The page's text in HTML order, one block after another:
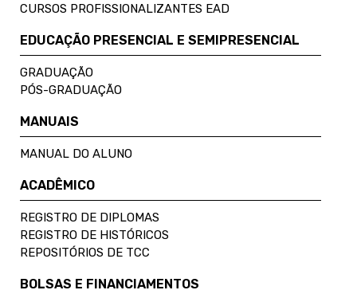
CURSOS PROFISSIONALIZANTES EAD
EDUCAÇÃO PRESENCIAL E SEMIPRESENCIAL
GRADUAÇÃO
PÓS-GRADUAÇÃO
MANUAIS
MANUAL DO ALUNO
ACADÊMICO
REGISTRO DE DIPLOMAS
REGISTRO DE HISTÓRICOS
REPOSITÓRIOS DE TCC
BOLSAS E FINANCIAMENTOS